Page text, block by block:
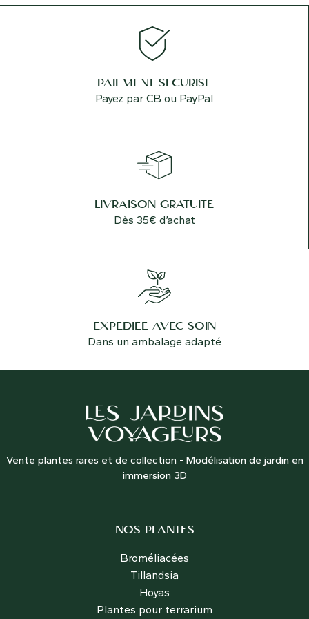
PAIEMENT SÉCURISÉ
Payez par CB ou PayPal
LIVRAISON GRATUITE
Dès 35€ d’achat
EXPÉDIÉE AVEC SOIN
Dans un ambalage adapté
Vente plantes rares et de collection - Modélisation de jardin en
immersion 3D
NOS PLANTES
Broméliacées
Tillandsia
Hoyas
Plantes pour terrarium